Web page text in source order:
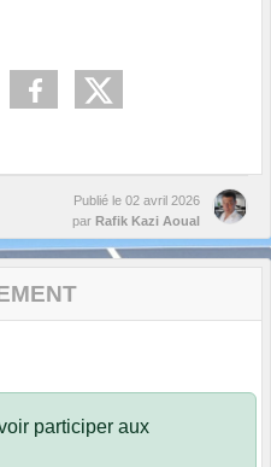
Publié le 02 avril 2026
par Rafik Kazi Aoual
participer aux